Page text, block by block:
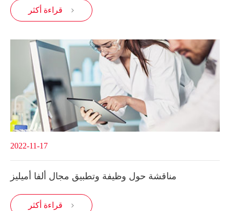
قراءة أكثر 
2022-11-17
مناقشة حول وظيفة وتطبيق مجال ألفا أميليز
قراءة أكثر 